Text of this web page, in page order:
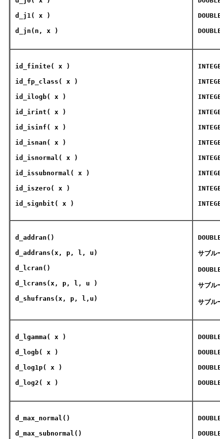
d_j1( x )
d_jn(n, x )
id_finite( x )
id_fp_class ( x )
id_ilogb( x )
id_irint ( x )
id_isinf ( x )
id_isnan ( x )
id_isnormal ( x )
id_issubnormal ( x )
id_iszero( x )
id_signbit ( x )
d_addran ()
d_addrans (x, p, l, u)
d_lcran ()
d_lcrans (x, p, l, u )
d_shufrans (x, p, l,u)
サブル
サブル
サブル
d_lgamma( x )
d_logb( x )
d_log1p( x )
d_log2 ( x )
d_max_normal ()
d_max_subnormal ()